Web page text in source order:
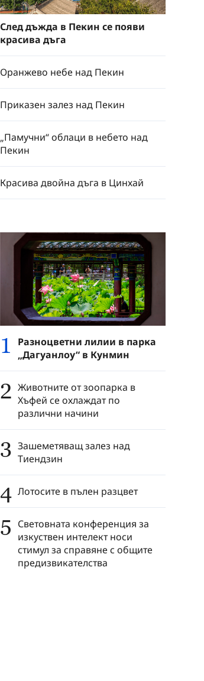
След дъжда в Пекин се появи
красива дъга
Оранжево небе над Пекин
Приказен залез над Пекин
„Памучни“ облаци в небето над
Пекин
Красива двойна дъга в Цинхай
1
Разноцветни лилии в парка
„Дагуанлоу“ в Кунмин
2 Животните от зоопарка в
Хъфей се охлаждат по
различни начини
3 Зашеметяващ залез над
Тиендзин
4 Лотосите в пълен разцвет
5 Световната конференция за
изкуствен интелект носи
стимул за справяне с общите
предизвикателства